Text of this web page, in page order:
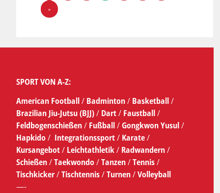
»
SPORT VON A-Z:
American Football/ Badminton/ Basketball/
Brazilian Jiu-Jutsu (BJJ)/ Dart/ Faustball/
Feldbogenschießen/ Fußball/Gongkwon Yusul/
Hapkido/ Integrationssport/ Karate/
Kursangebot/Leichtathletik/ Radwandern/
Schießen/Taekwondo/Tanzen/Tennis/
Tischkicker/Tischtennis/Turnen/Volleyball
—-